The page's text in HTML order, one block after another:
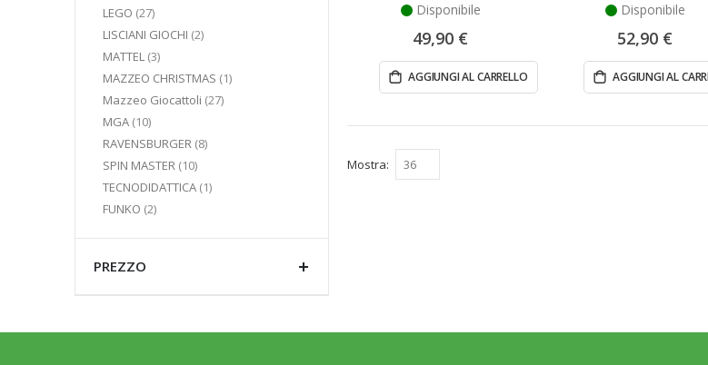
Disponibile
49,90 €
AGGIUNGI AL CARRELLO
Disponibile
52,90 €
AGGIUNGI AL
Mostra
LEGO 27
elementi
LISCIANI GIOCHI 2
elementi
MATTEL 3
elementi
MAZZEO CHRISTMAS 1
elemento
Mazzeo Giocattoli 27
elementi
MGA 10
elementi
RAVENSBURGER 8
elementi
SPIN MASTER 10
elementi
TECNODIDATTICA 1
elemento
FUNKO 2
elementi
PREZZO